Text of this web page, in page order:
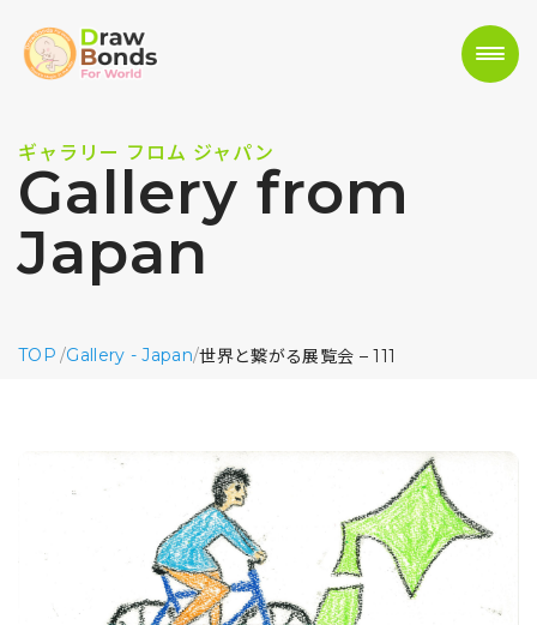
ギャラリー フロム ジャパン
Gallery from
Japan
TOP /Gallery - Japan/世界と繋がる展覧会 – 111